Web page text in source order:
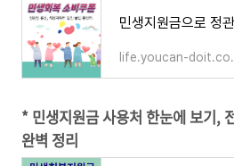
life.youcan-
* 민생지원금 사용처 한눈에 보기,
완벽 정리